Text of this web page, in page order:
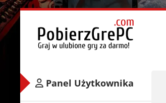
Panel Użytkownika